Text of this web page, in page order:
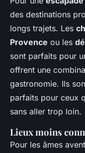
des destinations
longs trajets. Les
Provence ou les
sont parfaits pour
offrent une
gastronomie. Ils
parfaits pour ceux
sans aller trop loin.
Lieux moins
Pour les âmes